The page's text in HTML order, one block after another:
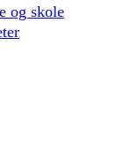
og skole